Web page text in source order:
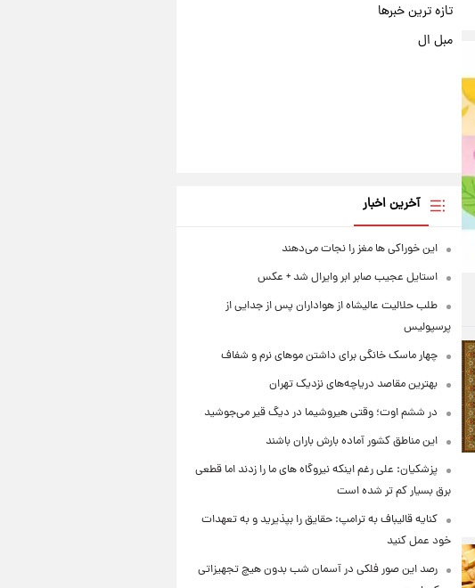
تازه ترین خبرها
مبل ال
آخرین اخبار
این خوراکی ها مغز را نجات می‌دهند
استایل عجیب صابر ابر وایرال شد + عکس
طلب حلالیت عالیشاه از هواداران پس از جدایی از
پرسپولیس
چهار ماسک خانگی برای داشتن موهای نرم و شفاف
بهترین مقاصد دریاچه‌های نزدیک تهران
در ششم اوت؛ وقتی هیروشیما در دیگ قیر می‌جوشید
این مناطق کشور آماده بارش باران باشند
پزشکیان: علی رغم اینکه نیروگاه های ما را زدند اما قطعی
برق بسیار کم تر شده است
کنایه قالیباف به ترامپ: حقایق را بپذیرید و به تعهدات
خود عمل کنید
رصد این صور فلکی در آسمان شب بدون هیچ تجهیزاتی